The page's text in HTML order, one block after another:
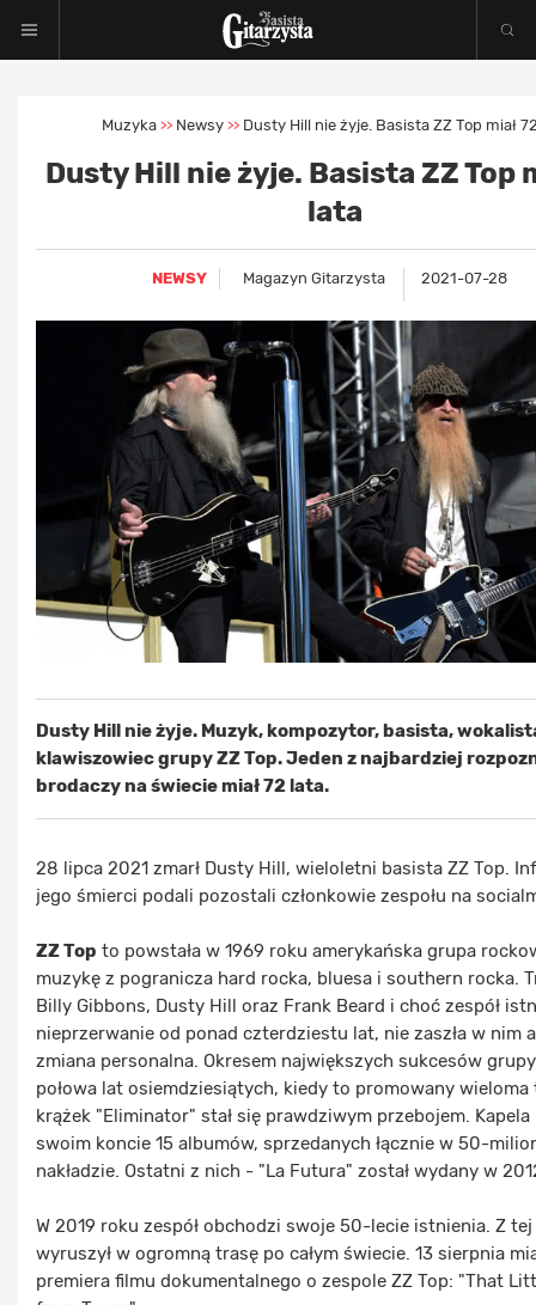
Muzyka >> Newsy >> Dusty Hill nie żyje. Basista ZZ Top miał
Dusty Hill nie żyje. Basista ZZ Top
lata
NEWSY Magazyn Gitarzysta 2021-07-28
Dusty Hill nie żyje. Muzyk, kompozytor, basista,
klawiszowiec grupy ZZ Top. Jeden z najbardziej
brodaczy na świecie miał 72 lata.
28 lipca 2021 zmarł Dusty Hill, wieloletni basista ZZ Top.
jego śmierci podali pozostali członkowie zespołu na
ZZ Top to powstała w 1969 roku amerykańska grupa
muzykę z pogranicza hard rocka, bluesa i southern rocka.
Billy Gibbons, Dusty Hill oraz Frank Beard i choć zespół
nieprzerwanie od ponad czterdziestu lat, nie zaszła w nim
zmiana personalna. Okresem największych sukcesów grupy
połowa lat osiemdziesiątych, kiedy to promowany wieloma
krążek "Eliminator" stał się prawdziwym przebojem. Kapela
swoim koncie 15 albumów, sprzedanych łącznie w 50-
nakładzie. Ostatni z nich - "La Futura" został wydany w
W 2019 roku zespół obchodzi swoje 50-lecie istnienia. Z
wyruszył w ogromną trasę po całym świecie. 13 sierpnia
premiera filmu dokumentalnego o zespole ZZ Top: "That